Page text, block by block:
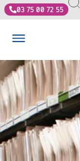
03 75 00 72 55